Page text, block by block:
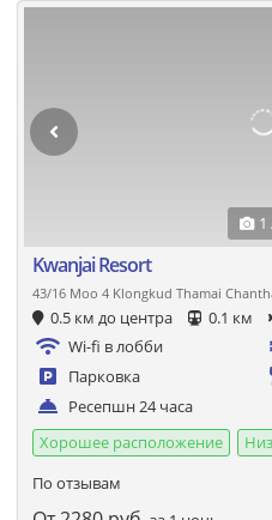
1
Kwanjai Resort
43/16 Moo 4 Klongkud Thamai
0.5 км до центра 0.1 км
Wi-fi в лобби
Парковка
Ресепшн 24 часа
Хорошее расположение
По отзывам